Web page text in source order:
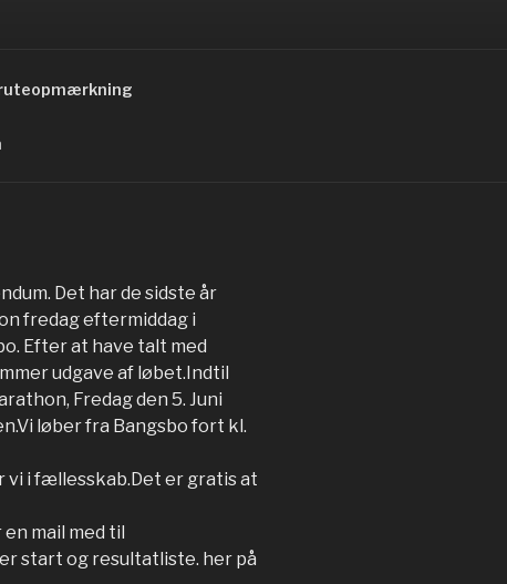
Det har de sidste år
fredag eftermiddag i
Efter at have talt med
udgave af løbet.Indtil
Fredag den 5. Juni
løber fra Bangsbo fort kl.
vi i fællesskab.Det er gratis at
mail med til
start og resultatliste. her på